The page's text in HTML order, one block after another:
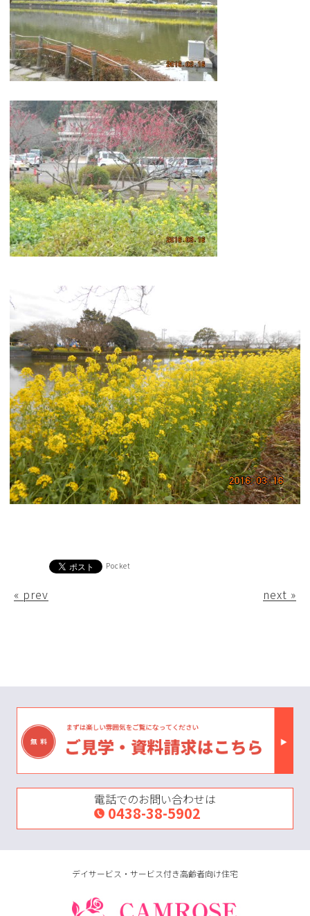
Pocket
« prev next »
電話でのお問い合わせは
0438-38-5902
デイサービス・サービス付き高齢者向け住宅